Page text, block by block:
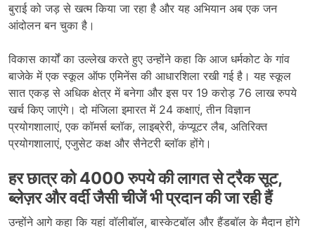
बुराई को जड़ से खत्म किया जा रहा है और यह अभियान अब एक जन
आंदोलन बन चुका है।
विकास कार्यों का उल्लेख करते हुए उन्होंने कहा कि आज धर्मकोट के गांव
बाजेके में एक स्कूल ऑफ एमिनेंस की आधारशिला रखी गई है। यह स्कूल
सात एकड़ से अधिक क्षेत्र में बनेगा और इस पर 19 करोड़ 76 लाख रुपये
खर्च किए जाएंगे। दो मंजिला इमारत में 24 कक्षाएं, तीन विज्ञान
प्रयोगशालाएं, एक कॉमर्स ब्लॉक, लाइब्रेरी, कंप्यूटर लैब, अतिरिक्त
प्रयोगशालाएं, एजुसेट कक्ष और सैनेटरी ब्लॉक होंगे।
हर छात्र को 4000 रुपये की लागत से ट्रैक सूट,
ब्लेज़र और वर्दी जैसी चीजें भी प्रदान की जा रही हैं
उन्होंने आगे कहा कि यहां वॉलीबॉल, बास्केटबॉल और हैंडबॉल के मैदान होंगे